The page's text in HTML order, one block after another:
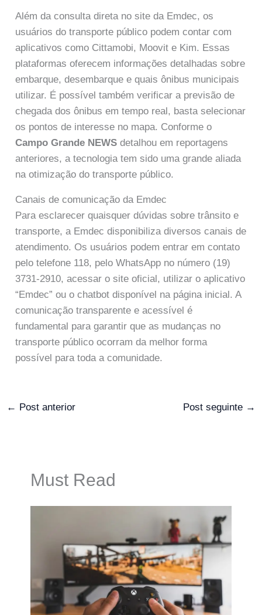
Além da consulta direta no site da Emdec, os
usuários do transporte público podem contar com
aplicativos como Cittamobi, Moovit e Kim. Essas
plataformas oferecem informações detalhadas sobre
embarque, desembarque e quais ônibus municipais
utilizar. É possível também verificar a previsão de
chegada dos ônibus em tempo real, basta selecionar
os pontos de interesse no mapa. Conforme o
Campo Grande NEWS detalhou em reportagens
anteriores, a tecnologia tem sido uma grande aliada
na otimização do transporte público.
Canais de comunicação da Emdec
Para esclarecer quaisquer dúvidas sobre trânsito e
transporte, a Emdec disponibiliza diversos canais de
atendimento. Os usuários podem entrar em contato
pelo telefone 118, pelo WhatsApp no número (19)
3731-2910, acessar o site oficial, utilizar o aplicativo
“Emdec” ou o chatbot disponível na página inicial. A
comunicação transparente e acessível é
fundamental para garantir que as mudanças no
transporte público ocorram da melhor forma
possível para toda a comunidade.
← Post anterior Post seguinte →
Must Read